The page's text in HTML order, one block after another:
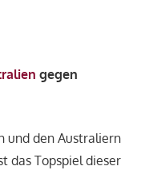
gegen
und den Australiern
das Topspiel dieser